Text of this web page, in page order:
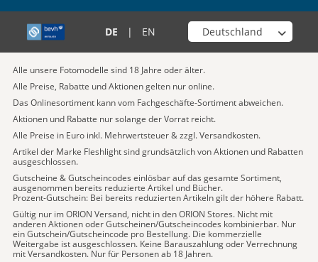
DE | EN Wähle deinen Shop
Alle unsere Fotomodelle sind 18 Jahre oder älter.
Alle Preise, Rabatte und Aktionen gelten nur online.
Das Onlinesortiment kann vom Fachgeschäfte-Sortiment abweichen.
Aktionen und Rabatte nur solange der Vorrat reicht.
Alle Preise in Euro inkl. Mehrwertsteuer & zzgl. Versandkosten.
Artikel der Marke Fleshlight sind grundsätzlich von Aktionen und Rabatten
ausgeschlossen.
Gutscheine & Gutscheincodes einlösbar auf das gesamte Sortiment,
ausgenommen bereits reduzierte Artikel und Bücher.
Prozent-Gutschein: Bei bereits reduzierten Artikeln gilt der höhere Rabatt.
Gültig nur im ORION Versand, nicht in den ORION Stores. Nicht mit
anderen Aktionen oder Gutscheinen/Gutscheincodes kombinierbar. Nur
ein Gutschein/Gutscheincode pro Bestellung. Die kommerzielle
Weitergabe ist ausgeschlossen. Keine Barauszahlung oder Verrechnung
mit Versandkosten. Nur für Personen ab 18 Jahren.